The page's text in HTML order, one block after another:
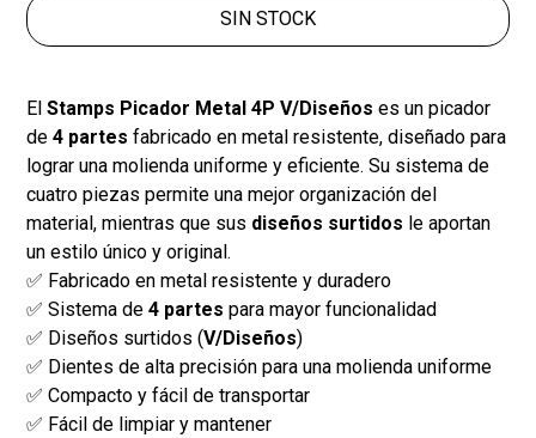
SIN STOCK
ElStamps Picador Metal 4P V/Diseños es un picador
de4 partes fabricado en metal resistente, diseñado para
lograr una molienda uniforme y eficiente. Su sistema de
cuatro piezas permite una mejor organización del
material, mientras que sus diseños surtidos le aportan
un estilo único y original.
✅ Fabricado en metal resistente y duradero
✅ Sistema de4 partes para mayor funcionalidad
✅ Diseños surtidos (V/Diseños)
✅ Dientes de alta precisión para una molienda uniforme
✅ Compacto y fácil de transportar
✅ Fácil de limpiar y mantener